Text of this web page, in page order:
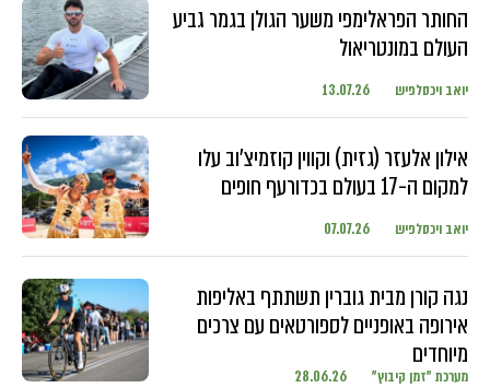
החותר הפראלימפי משער הגולן בגמר גביע
העולם במונטריאול
יואב ויכסלפיש 13.07.26
אילון אלעזר (גזית) וקווין קוזמיצ'וב עלו
למקום ה-17 בעולם בכדורעף חופים
יואב ויכסלפיש 07.07.26
נגה קורן מבית גוברין תשתתף באליפות
אירופה באופניים לספורטאים עם צרכים
מיוחדים
מערכת "זמן קיבוץ" 28.06.26